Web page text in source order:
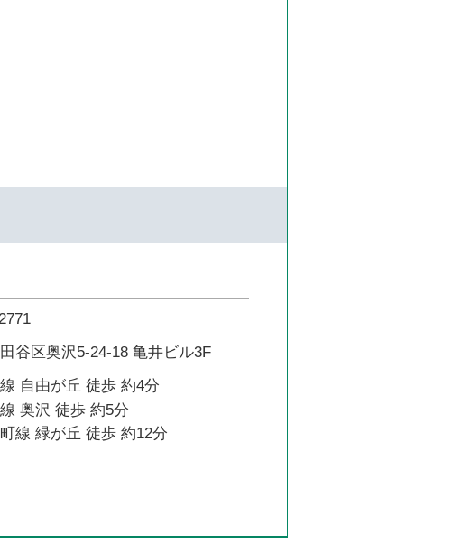
谷区奥沢5-24-18 亀井ビル3F
自由が丘 徒歩 約4分
奥沢 徒歩 約5分
線 緑が丘 徒歩 約12分